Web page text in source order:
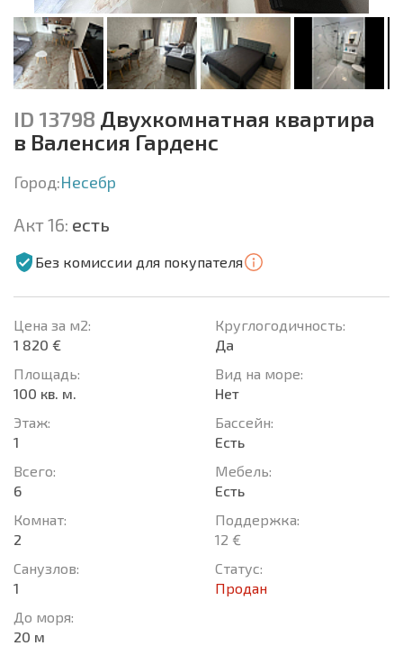
ID 13798 Двухкомнатная квартира
в Валенсия Гарденс
Город:Несебр
Акт 16: есть
Без комиссии для покупателя
Цена за м2:
1 820 €
Площадь:
100 кв. м.
Этаж:
1
Всего:
6
Комнат:
2
Санузлов:
1
До моря:
20 м
Круглогодичность:
Да
Вид на море:
Нет
Басcейн:
Есть
Мебель:
Есть
Поддержка:
12 €
Статус:
Продан